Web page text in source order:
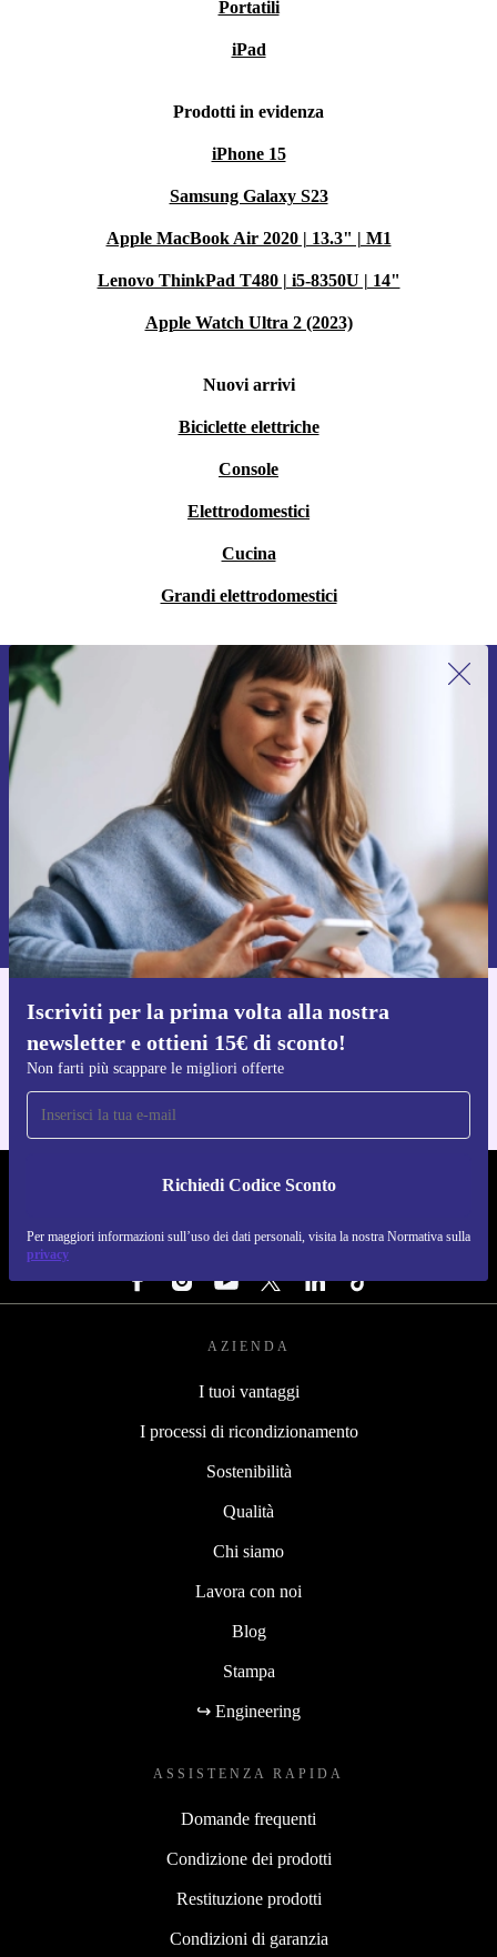
Portatili
iPad
Prodotti in evidenza
iPhone 15
Samsung Galaxy S23
Apple MacBook Air 2020 | 13.3" | M1
Lenovo ThinkPad T480 | i5-8350U | 14"
Apple Watch Ultra 2 (2023)
Nuovi arrivi
Biciclette elettriche
Console
Elettrodomestici
Cucina
Grandi elettrodomestici
Iscriviti per la prima volta alla nostra
newsletter e ottieni 15€ di sconto!
Non farti più scappare le migliori offerte
Richiedi Codice Sconto
Per maggiori informazioni sull’uso dei dati personali, visita la nostra Normativa sulla
privacy
Iscriviti per la prima volta alla nostra
newsletter e ottieni 15€ di sconto!
Non farti più scappare le migliori offerte.
Richiedi codice sconto
Per maggiori informazioni sull’uso dei dati personali, visita la nostra
Normativa sulla privacy
Scarica l'app di refurbed
Per iOS e Android
REFURBED ITALIA - RETHINK NEW.
SEGUICI SU
AZIENDA
I tuoi vantaggi
I processi di ricondizionamento
Sostenibilità
Qualità
Chi siamo
Lavora con noi
Blog
Stampa
↪ Engineering
ASSISTENZA RAPIDA
Domande frequenti
Condizione dei prodotti
Restituzione prodotti
Condizioni di garanzia